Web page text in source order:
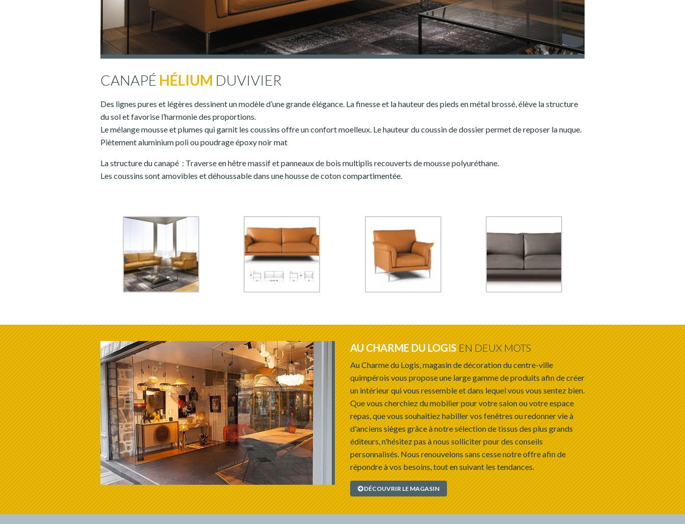
CANAPÉ HÉLIUM DUVIVIER
Des lignes pures et légères dessinent un modèle d’une grande élégance. La finesse et la hauteur des pieds en métal brossé, élève la structure
du sol et favorise l’harmonie des proportions.
Le mélange mousse et plumes qui garnit les coussins offre un confort moelleux. Le hauteur du coussin de dossier permet de reposer la nuque.
Piètement aluminium poli ou poudrage époxy noir mat
La structure du canapé : Traverse en hêtre massif et panneaux de bois multiplis recouverts de mousse polyuréthane.
Les coussins sont amovibles et déhoussable dans une housse de coton compartimentée.
AU CHARME DU LOGISEN DEUX MOTS
Au Charme du Logis, magasin de décoration du centre-ville
quimpérois vous propose une large gamme de produits afin de créer
un intérieur qui vous ressemble et dans lequel vous vous sentez bien.
Que vous cherchiez du mobilier pour votre salon ou votre espace
repas, que vous souhaitiez habiller vos fenêtres ou redonner vie à
d'anciens sièges grâce à notre sélection de tissus des plus grands
éditeurs, n'hésitez pas à nous solliciter pour des conseils
personnalisés. Nous renouvelons sans cesse notre offre afin de
répondre à vos besoins, tout en suivant les tendances.
DÉCOUVRIR LE MAGASIN